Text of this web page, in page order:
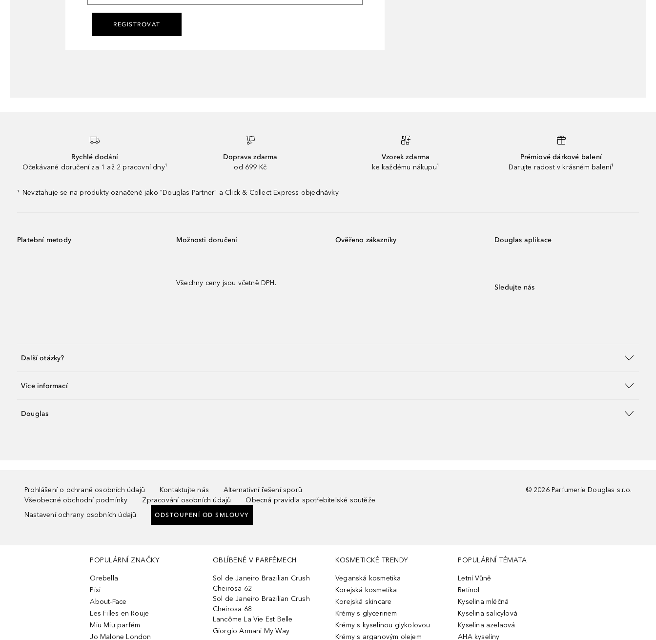
REGISTROVAT
Rychlé dodání
Očekávané doručení za 1 až 2 pracovní dny¹
Doprava zdarma
od 699 Kč
Vzorek zdarma
ke každému nákupu¹
Prémiové dárkové balení
Darujte radost v krásném balení¹
¹ Nevztahuje se na produkty označené jako "Douglas Partner" a Click & Collect Express objednávky.
Platební metody Možnosti doručení
Všechny ceny jsou včetně DPH.
Ověřeno zákazníky Douglas aplikace
Sledujte nás
Další otázky?
Více informací
Douglas
Prohlášení o ochraně osobních údajů Kontaktujte nás
Alternativní řešení sporů
Všeobecné obchodní podmínky
Zpracování osobních údajů
Obecná pravidla spotřebitelské soutěže
Nastavení ochrany osobních údajů
ODSTOUPENÍ OD SMLOUVY
© 2026 Parfumerie Douglas s.r.o.
POPULÁRNÍ ZNAČKY
Orebella
Pixi
About-Face
Les Filles en Rouje
Miu Miu parfém
Jo Malone London
OBLÍBENÉ V PARFÉMECH
Sol de Janeiro Brazilian Crush
Cheirosa 62
Sol de Janeiro Brazilian Crush
Cheirosa 68
Lancôme La Vie Est Belle
Giorgio Armani My Way
KOSMETICKÉ TRENDY
Veganská kosmetika
Korejská kosmetika
Korejská skincare
Krémy s glycerinem
Krémy s kyselinou glykolovou
Krémy s arganovým olejem
POPULÁRNÍ TÉMATA
Letní Vůně
Retinol
Kyselina mléčná
Kyselina salicylová
Kyselina azelaová
AHA kyseliny